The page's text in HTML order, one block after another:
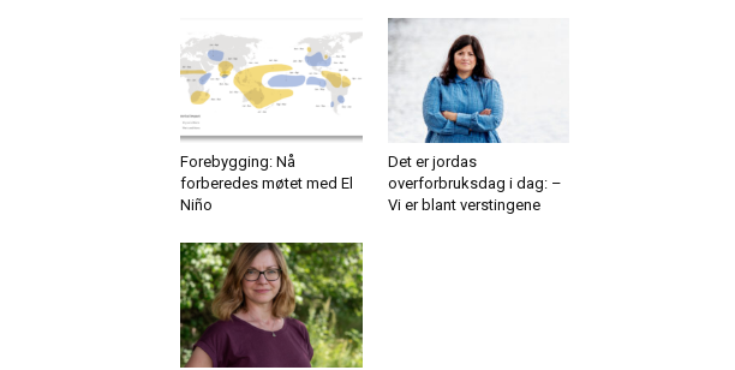
Forebygging: Nå
forberedes møtet med El
Niño
Det er jordas
overforbruksdag i dag: –
Vi er blant verstingene